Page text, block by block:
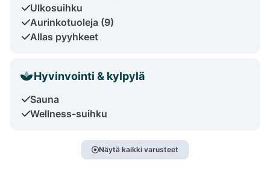
Ulkosuihku
Aurinkotuoleja (9)
Allas pyyhkeet
Hyvinvointi & kylpylä
Sauna
Wellness-suihku
Näytä kaikki varusteet